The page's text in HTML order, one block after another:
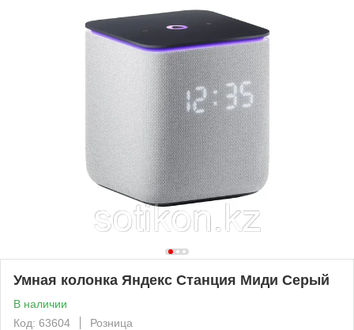
Умная колонка Яндекс Станция Миди Серый
В наличии
Код: 63604
Розница